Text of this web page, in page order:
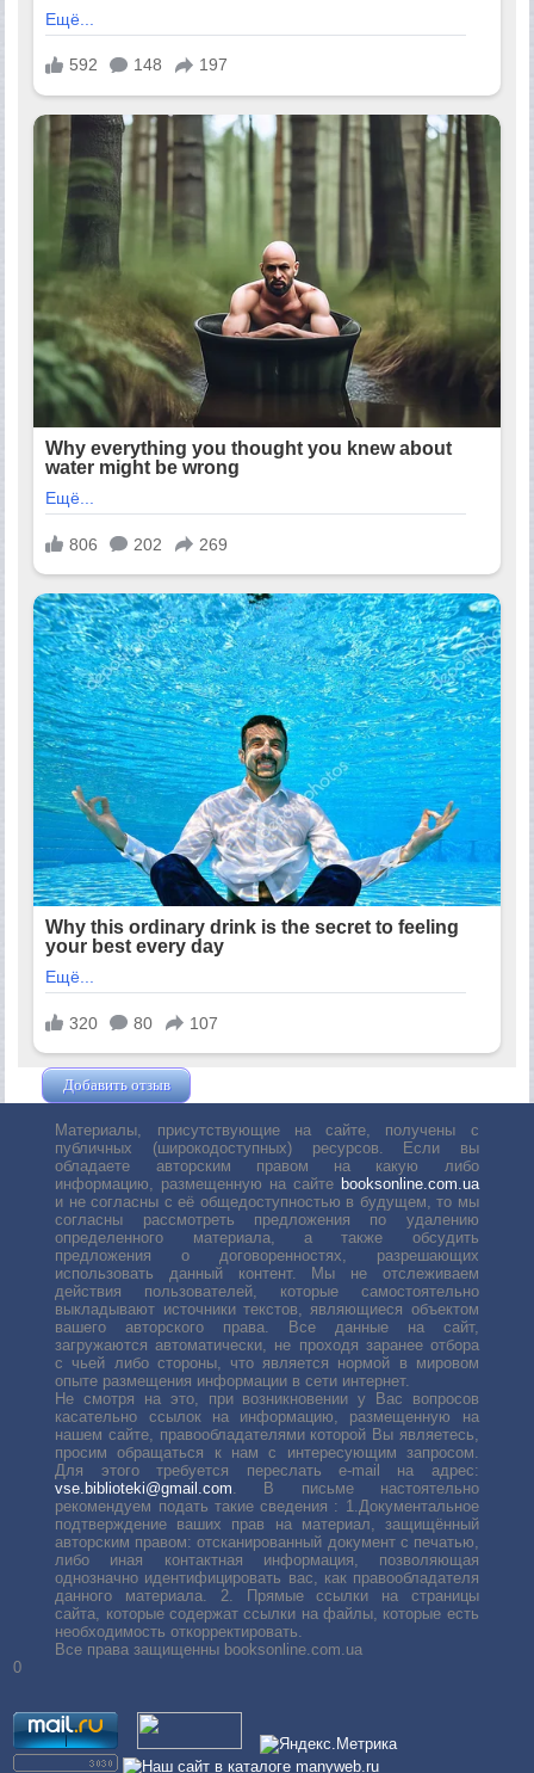
Добавить отзыв
Материалы, присутствующие на сайте, получены с
публичных (широкодоступных) ресурсов. Если вы
обладаете авторским правом на какую либо
информацию, размещенную на сайте booksonline.com.ua
и не согласны с её общедоступностью в будущем, то мы
согласны рассмотреть предложения по удалению
определенного материала, а также обсудить
предложения о договоренностях, разрешающих
использовать данный контент. Мы не отслеживаем
действия пользователей, которые самостоятельно
выкладывают источники текстов, являющиеся объектом
вашего авторского права. Все данные на сайт,
загружаются автоматически, не проходя заранее отбора
с чьей либо стороны, что является нормой в мировом
опыте размещения информации в сети интернет.
Не смотря на это, при возникновении у Вас вопросов
касательно ссылок на информацию, размещенную на
нашем сайте, правообладателями которой Вы являетесь,
просим обращаться к нам с интересующим запросом.
Для этого требуется переслать е-mail на адрес:
vse.biblioteki@gmail.com. В письме настоятельно
рекомендуем подать такие сведения : 1.Документальное
подтверждение ваших прав на материал, защищённый
авторским правом: отсканированный документ с печатью,
либо иная контактная информация, позволяющая
однозначно идентифицировать вас, как правообладателя
данного материала. 2. Прямые ссылки на страницы
сайта, которые содержат ссылки на файлы, которые есть
необходимость откорректировать.
Все права защищенны booksonline.com.ua
0